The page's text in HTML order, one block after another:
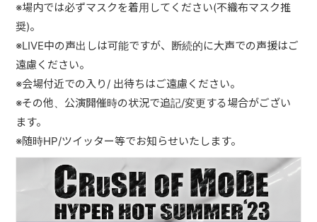
※場内では必ずマスクを着用してください(不織布マスク推
奨)。
※LIVE中の声出しは可能ですが、断続的に大声での声援はご
遠慮ください。
※会場付近での入り/ 出待ちはご遠慮ください。
※その他、公演開催時の状況で追記/変更する場合がござい
ます。
※随時HP/ツイッター等でお知らせいたします。